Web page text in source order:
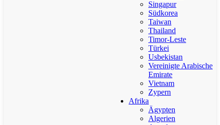
Singapur
Südkorea
Taiwan
Thailand
Timor-Leste
Türkei
Usbekistan
Vereinigte Arabische
Emirate
Vietnam
Zypern
Afrika
Ägypten
Algerien